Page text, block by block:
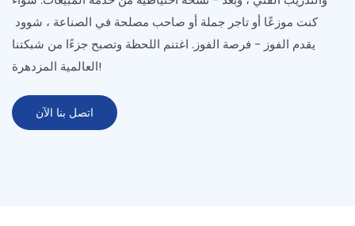
كنت موزعًا أو تاجر جملة أو صاحب مصلحة في الصناعة ، شوود
يقدم الفوز - فرصة الفوز. اغتنم اللحظة وتصبح جزءًا من شبكتنا
العالمية المزدهرة!
اتصل بنا الآن